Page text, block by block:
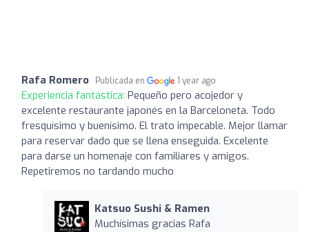
Rafa Romero Publicada en 1 year ago
Experiencia fantástica: Pequeño pero acojedor y
excelente restaurante japonés en la Barceloneta. Todo
fresquísimo y buenísimo. El trato impecable. Mejor llamar
para reservar dado que se llena enseguida. Excelente
para darse un homenaje con familiares y amigos.
Repetiremos no tardando mucho
Katsuo Sushi & Ramen
Muchísimas gracias Rafa